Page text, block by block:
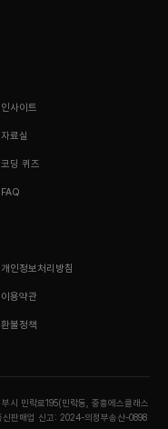
인사이트
자료실
코딩 퀴즈
FAQ
개인정보처리방침
이용약관
환불정책
시 민락로195(민락동, 중흥에스클래스
판매업 신고: 2024-의정부송산-0898